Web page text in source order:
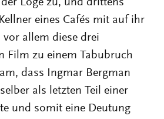
Loge zu, und drittens
eines Cafés mit auf ihr
vor allem diese drei
Film zu einem Tabubruch
dass Ingmar Bergman
als letzten Teil einer
und somit eine Deutung